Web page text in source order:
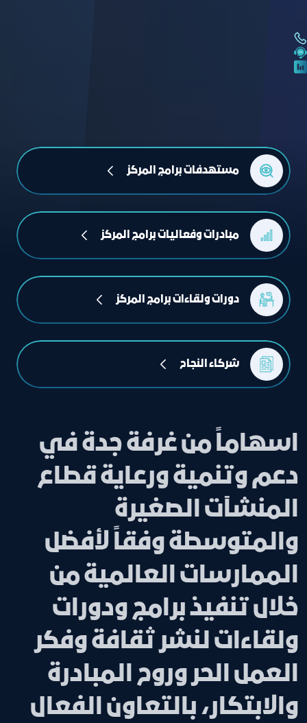
مستهدفات برامج المركز
مبادرات وفعاليات برامج المركز
دورات ولقاءات برامج المركز
شركاء النجاح
اسهاماً من غرفة جدة في
دعم وتنمية ورعاية قطاع
المنشآت الصغيرة
والمتوسطة وفقاً لأفضل
الممارسات العالمية من
خلال تنفيذ برامج ودورات
ولقاءات لنشر ثقافة وفكر
العمل الحر وروح المبادرة
والابتكار، بالتعاون الفعال